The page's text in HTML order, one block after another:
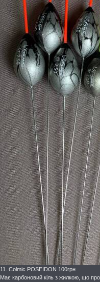
11. Colmic POSEIDON 100грн
Має карбоновий кіль з жилкою, що